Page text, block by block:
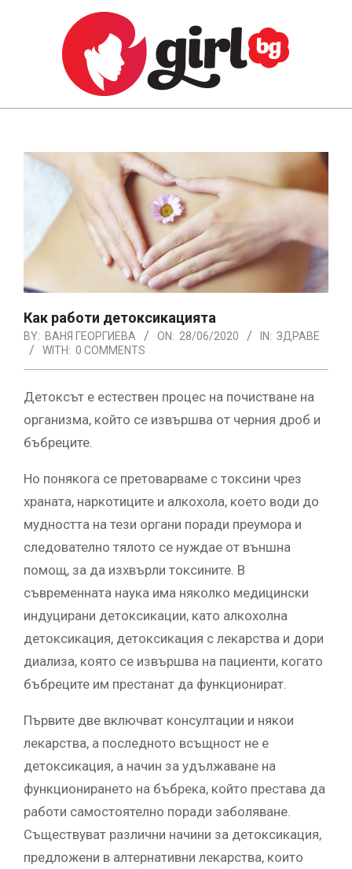
GIRL.BG
Navigation
Как работи детоксикацията
BY: ВАНЯ ГЕОРГИЕВА ON: 28/06/2020 IN: ЗДРАВЕ
WITH: 0 COMMENTS
Детоксът е естествен процес на почистване на
организма, който се извършва от черния дроб и
бъбреците.
Но понякога се претоварваме с токсини чрез
храната, наркотиците и алкохола, което води до
мудността на тези органи поради преумора и
следователно тялото се нуждае от външна
помощ, за да изхвърли токсините. В
съвременната наука има няколко медицински
индуцирани детоксикации, като алкохолна
детоксикация, детоксикация с лекарства и дори
диализа, която се извършва на пациенти, когато
бъбреците им престанат да функционират.
Първите две включват консултации и някои
лекарства, а последното всъщност не е
детоксикация, а начин за удължаване на
функционирането на бъбрека, който престава да
работи самостоятелно поради заболяване.
Съществуват различни начини за детоксикация,
предложени в алтернативни лекарства, които